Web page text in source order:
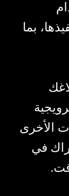
بما
الأخرى
في